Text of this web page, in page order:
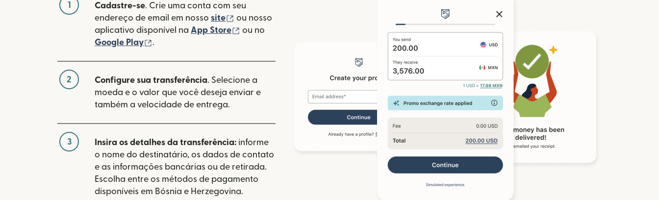
1 Cadastre-se. Crie uma conta com seu
endereço de email em nosso site (abre em uma nova janela)
ou nosso
aplicativo disponível na App Store (abre em uma nova janela)
ou no
Google Play
.
2 Configure sua transferência. Selecione a
moeda e o valor que você deseja enviar e
também a velocidade de entrega.
3 Insira os detalhes da transferência: informe
o nome do destinatário, os dados de contato
e as informações bancárias ou de retirada.
Escolha entre os métodos de pagamento
disponíveis em Bósnia e Herzegovina.